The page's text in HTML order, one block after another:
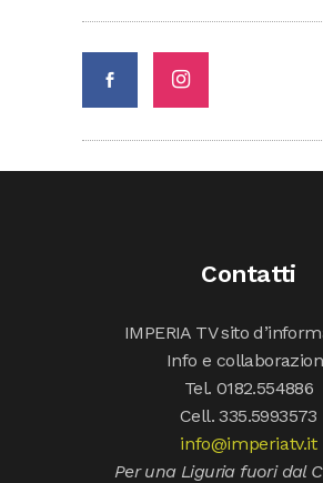
Contatti
IMPERIA TV sito
Info e
Tel. 0182.554886
Cell. 335.5993573
info@imperiatv.it
Per una Liguria fuori dal